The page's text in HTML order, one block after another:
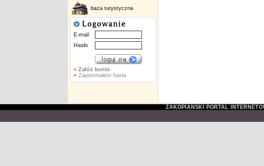
baza turystyczna
E-mail
Hasło
» Załóż konto
»Zapomniałem hasła
ZAKOPIAŃSKI PORTAL